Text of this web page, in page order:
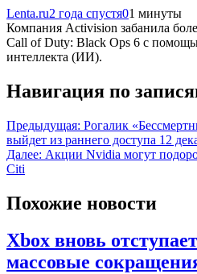
Lenta.ru2 года спустя01 минуты
Компания Activision забанила
Call of Duty: Black Ops 6 с
интеллекта (ИИ).
Навигация по
Предыдущая: Рогалик
выйдет из раннего доступа 12
Далее: Акции Nvidia могут
Citi
Похожие новости
Xbox вновь
массовые